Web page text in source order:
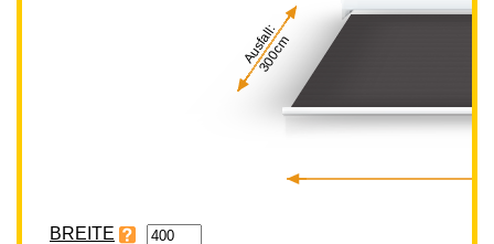
Ausfall:
300cm
BREITE